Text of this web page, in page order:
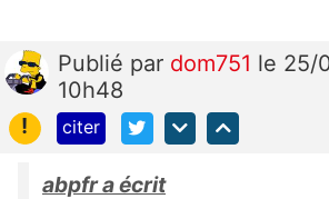
Publié par dom751 le 25/
10h48
!
citer
abpfr a écrit